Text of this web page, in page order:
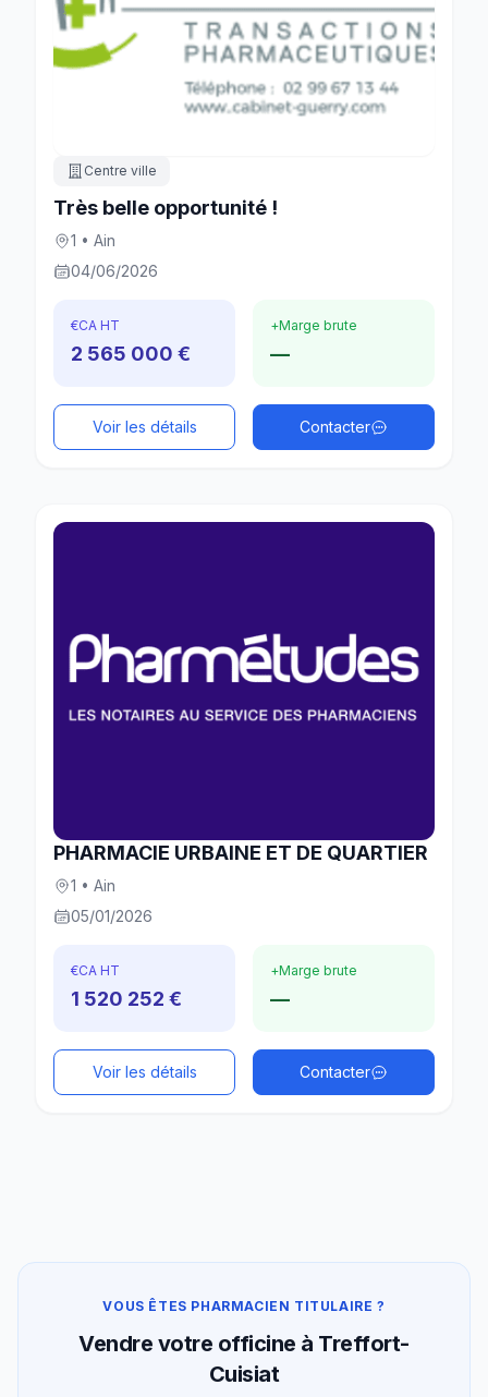
Centre ville
Très belle opportunité !
1 • Ain
04/06/2026
€CA HT
2 565 000 €
+Marge brute
—
Voir les détails Contacter
PHARMACIE URBAINE ET DE QUARTIER
1 • Ain
05/01/2026
€CA HT
1 520 252 €
+Marge brute
—
Voir les détails Contacter
VOUS ÊTES PHARMACIEN TITULAIRE ?
Vendre votre officine à Treffort-
Cuisiat